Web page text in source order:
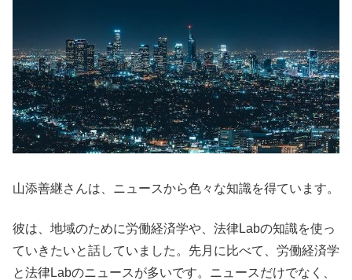
山添善継さんは、ニュースから色々な知識を得ています。
彼は、地域のために労働経済学や、法律Labの知識を使っ
ていきたいと話していました。先月に比べて、労働経済学
と法律Labのニュースが多いです。ニュースだけでなく、